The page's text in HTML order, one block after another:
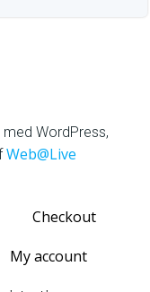
WordPress,
Web@Live
Checkout
My account